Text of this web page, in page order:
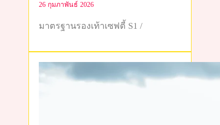
26 กุมภาพันธ์ 2026
มาตรฐานรองเท้าเซฟตี้ S1 /